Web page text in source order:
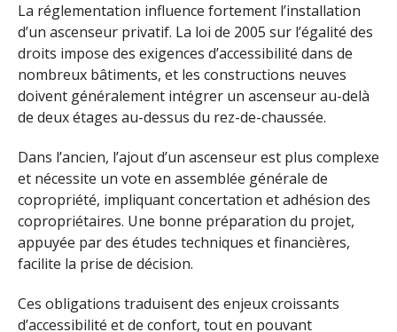
La réglementation influence fortement l’installation
d’un ascenseur privatif. La loi de 2005 sur l’égalité des
droits impose des exigences d’accessibilité dans de
nombreux bâtiments, et les constructions neuves
doivent généralement intégrer un ascenseur au-delà
de deux étages au-dessus du rez-de-chaussée.
Dans l’ancien, l’ajout d’un ascenseur est plus complexe
et nécessite un vote en assemblée générale de
copropriété, impliquant concertation et adhésion des
copropriétaires. Une bonne préparation du projet,
appuyée par des études techniques et financières,
facilite la prise de décision.
Ces obligations traduisent des enjeux croissants
d’accessibilité et de confort, tout en pouvant